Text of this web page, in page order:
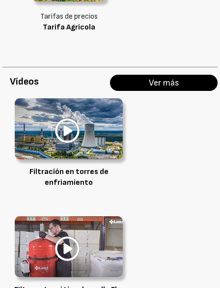
Tarifas de precios
Tarifa Agrícola
Vídeos Ver más
Filtración en torres de
enfriamiento